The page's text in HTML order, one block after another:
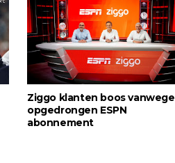
Ziggo klanten boos vanwege
opgedrongen ESPN
abonnement